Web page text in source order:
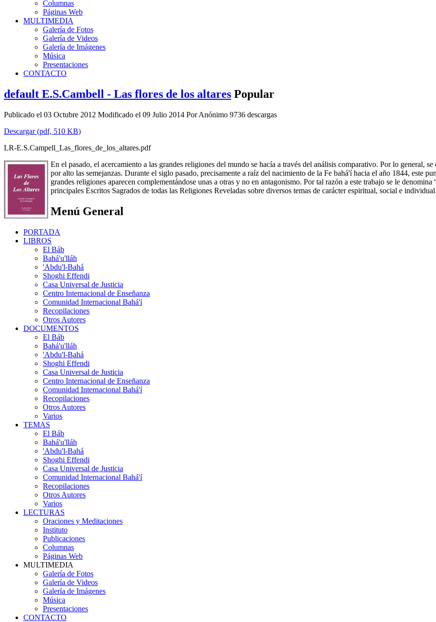
Columnas
Páginas Web
MULTIMEDIA
Galería de Fotos
Galería de Videos
Galería de Imágenes
Música
Presentaciones
CONTACTO
default E.S.Cambell - Las flores de los altares Popular
Publicado el 03 Octubre 2012 Modificado el 09 Julio 2014 PorAnónimo 9736 descargas
Descargar(pdf, 510 KB)
LR-E.S.Campell_Las_flores_de_los_altares.pdf
En el pasado, el acercamiento a las grandes religiones del mundo se hacía a través del análisis comparativo. Por lo general,
por alto las semejanzas. Durante el siglo pasado, precisamente a raíz del nacimiento de la Fe bahá'í hacia el año 1844, este
grandes religiones aparecen complementándose unas a otras y no en antagonismo. Por tal razón a este trabajo se le
principales Escritos Sagrados de todas las Religiones Reveladas sobre diversos temas de carácter espiritual, social e
Menú General
PORTADA
LIBROS
El Báb
Bahá'u'lláh
'Abdu'l-Bahá
Shoghi Effendi
Casa Universal de Justicia
Centro Internacional de Enseñanza
Comunidad Internacional Bahá'í
Recopilaciones
Otros Autores
DOCUMENTOS
El Báb
Bahá'u'lláh
'Abdu'l-Bahá
Shoghi Effendi
Casa Universal de Justicia
Centro Internacional de Enseñanza
Comunidad Internacional Bahá'í
Recopilaciones
Otros Autores
Varios
TEMAS
El Báb
Bahá'u'lláh
'Abdu'l-Bahá
Shoghi Effendi
Casa Universal de Justicia
Comunidad Internacional Bahá'í
Recopilaciones
Otros Autores
Varios
LECTURAS
Oraciones y Meditaciones
Instituto
Publicaciones
Columnas
Páginas Web
MULTIMEDIA
Galería de Fotos
Galería de Videos
Galería de Imágenes
Música
Presentaciones
CONTACTO